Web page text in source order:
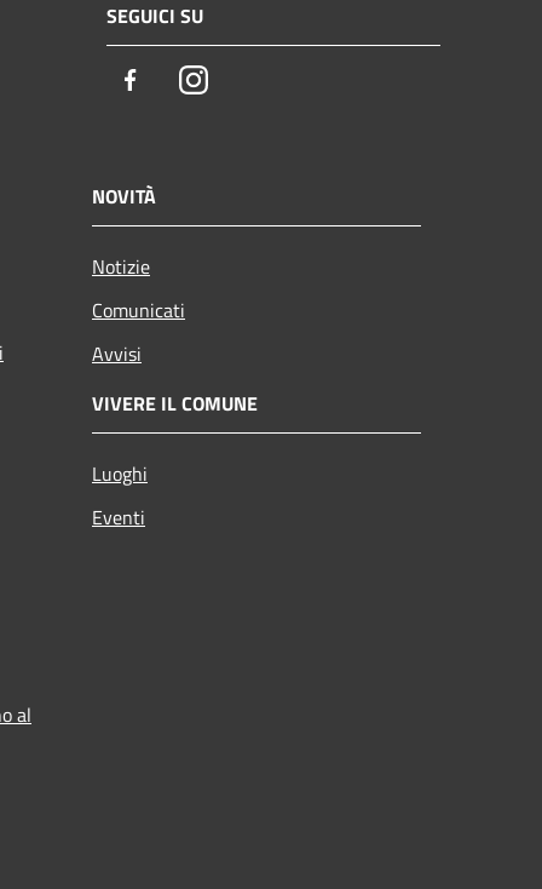
SEGUICI SU
FacebookInstagram
NOVITÀ
Notizie
Comunicati
Avvisi
VIVERE IL COMUNE
Luoghi
Eventi
al